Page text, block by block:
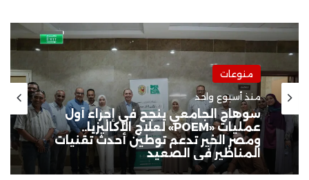
منوعات
منذ أسبوع واحد
منوعات
منذ أسبوعين
ابتكار مصري ينهي مخاطر السيول..
روبوت ذكي لإنقاذ الغرقى ومواجهة
الكوارث المائية